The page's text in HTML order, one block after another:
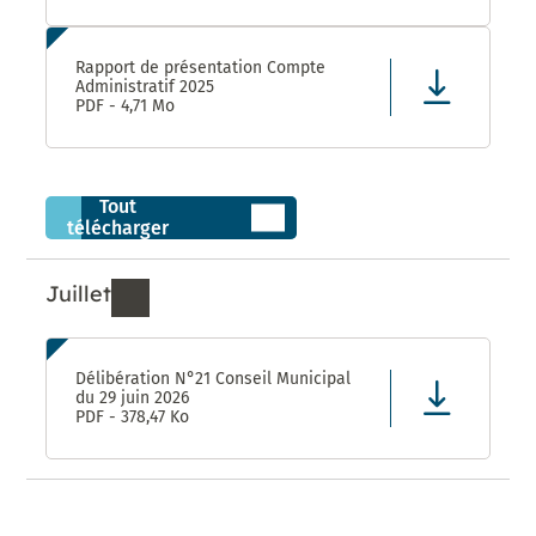
Rapport de présentation Compte
Administratif 2025
PDF - 4,71 Mo
Tout
télécharger
Juillet
Ressources de Juillet 2026
Délibération N°21 Conseil Municipal
du 29 juin 2026
PDF - 378,47 Ko